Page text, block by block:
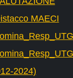
MAECI
2024)